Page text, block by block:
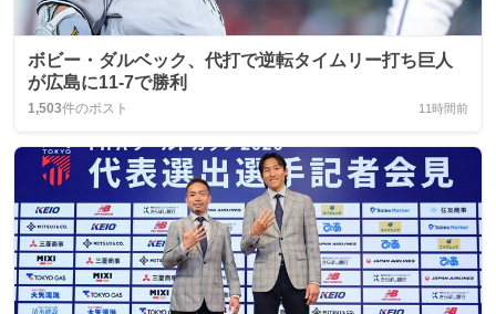
ボビー・ダルベック、代打で逆転タイムリー打ち巨人
が広島に11-7で勝利
1,503件のポスト 11時間前